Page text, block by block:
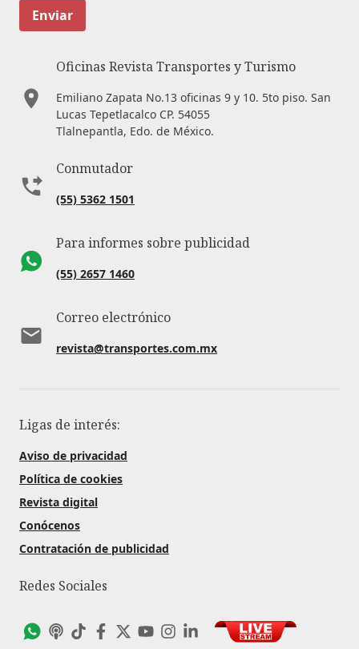
Enviar
Oficinas Revista Transportes y Turismo
Emiliano Zapata No.13 oficinas 9 y 10. 5to piso. San
Lucas Tepetlacalco CP. 54055
Tlalnepantla, Edo. de México.
Conmutador
(55) 5362 1501
Para informes sobre publicidad
(55) 2657 1460
Correo electrónico
revista@transportes.com.mx
Ligas de interés:
Aviso de privacidad
Política de cookies
Revista digital
Conócenos
Contratación de publicidad
Redes Sociales